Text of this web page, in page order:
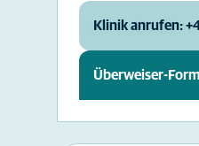
Klinik anrufen:
Überweiser-